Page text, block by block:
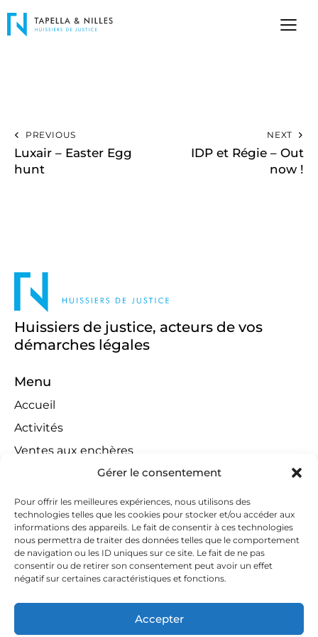
Gérer le consentement
Pour offrir les meilleures expériences, nous utilisons des
technologies telles que les cookies pour stocker et/ou accéder aux
informations des appareils. Le fait de consentir à ces technologies
nous permettra de traiter des données telles que le comportement
de navigation ou les ID uniques sur ce site. Le fait de ne pas
consentir ou de retirer son consentement peut avoir un effet
négatif sur certaines caractéristiques et fonctions.
Accepter
PREVIOUS
Luxair – Easter Egg
hunt
NEXT
IDP et Régie – Out
now !
Huissiers de justice, acteurs de vos
démarches légales
Menu
Accueil
Activités
Ventes aux enchères
Compétences territoriales
Jeux concours
Liens
Contact
Contactez-nous
huissiers@tapella-nilles.lu